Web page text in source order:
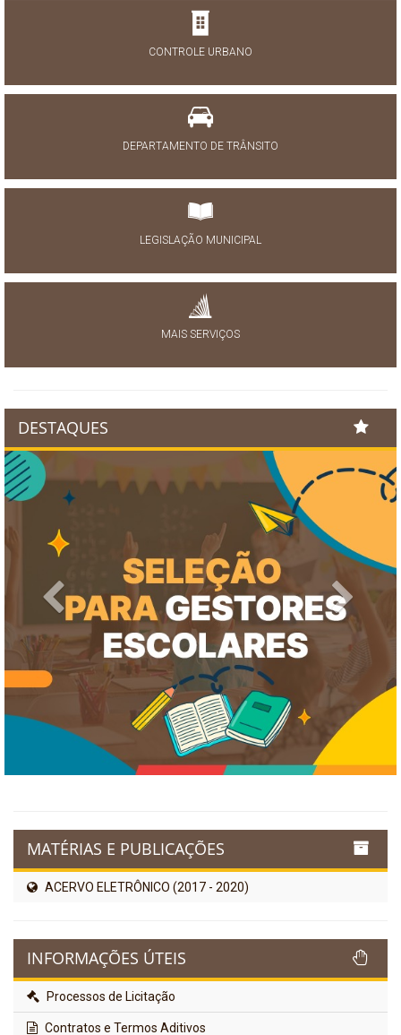
CONTROLE URBANO
DEPARTAMENTO DE TRÂNSITO
LEGISLAÇÃO MUNICIPAL
MAIS SERVIÇOS
DESTAQUES
Previous Next
MATÉRIAS E PUBLICAÇÕES
ACERVO ELETRÔNICO (2017 - 2020)
INFORMAÇÕES ÚTEIS
Processos de Licitação
Contratos e Termos Aditivos